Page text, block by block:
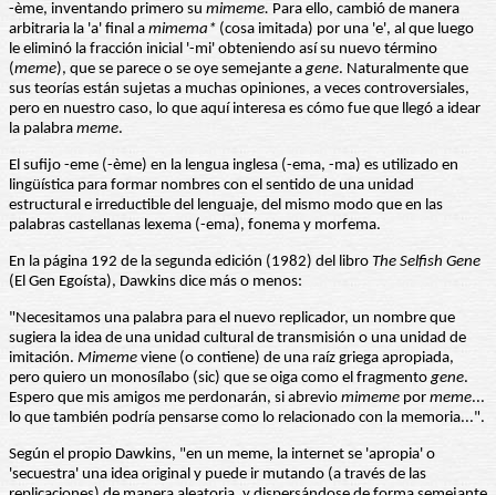
-ème, inventando primero su mimeme. Para ello, cambió de manera
arbitraria la 'a' final a mimema* (cosa imitada) por una 'e', al que luego
le eliminó la fracción inicial '-mi' obteniendo así su nuevo término
(meme), que se parece o se oye semejante agene. Naturalmente que
sus teorías están sujetas a muchas opiniones, a veces controversiales,
pero en nuestro caso, lo que aquí interesa es cómo fue que llegó a idear
la palabra meme.
El sufijo -eme (-ème) en la lengua inglesa (-ema, -ma) es utilizado en
lingüística para formar nombres con el sentido de una unidad
estructural e irreductible del lenguaje, del mismo modo que en las
palabras castellanas lexema (-ema), fonema y morfema.
En la página 192 de la segunda edición (1982) del libro The Selfish Gene
(El Gen Egoísta), Dawkins dice más o menos:
"Necesitamos una palabra para el nuevo replicador, un nombre que
sugiera la idea de una unidad cultural de transmisión o una unidad de
imitación. Mimeme viene (o contiene) de una raíz griega apropiada,
pero quiero un monosílabo (sic) que se oiga como el fragmentogene.
Espero que mis amigos me perdonarán, si abrevio mimeme por meme...
lo que también podría pensarse como lo relacionado con la memoria...".
Según el propio Dawkins, "en un meme, la internet se 'apropia' o
'secuestra' una idea original y puede ir mutando (a través de las